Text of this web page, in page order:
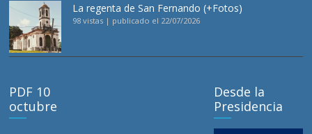
La regenta de San Fernando (+Fotos)
98 vistas | publicado el 22/07/2026
PDF 10
octubre
Desde la
Presidencia